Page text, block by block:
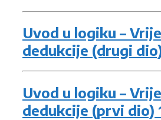
Uvod u logiku –
dedukcije (drugi
Uvod u logiku –
dedukcije (prvi dio)